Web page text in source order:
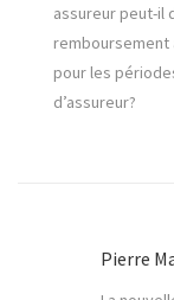
assureur peut-il
remboursement
pour les
d’assureur?
Pierre